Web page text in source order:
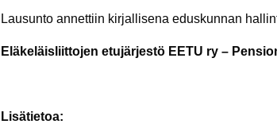
Lausunto annettiin kirjallisena eduskunnan
Eläkeläisliittojen etujärjestö EETU ry –
Lisätietoa: